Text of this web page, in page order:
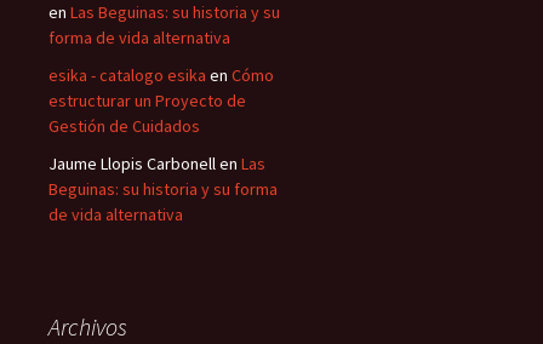
en Las Beguinas: su historia y su
forma de vida alternativa
esika - catalogo esika en Cómo
estructurar un Proyecto de
Gestión de Cuidados
Jaume Llopis Carbonellen Las
Beguinas: su historia y su forma
de vida alternativa
Archivos